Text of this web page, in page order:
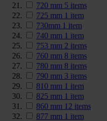
720 mm 5 items
725 mm 1 item
730mm 1 item
740 mm 1 item
753 mm 2 items
760 mm 8 items
780 mm 8 items
790 mm 3 items
810 mm 1 item
825 mm 1 item
860 mm 12 items
877 mm 1 item